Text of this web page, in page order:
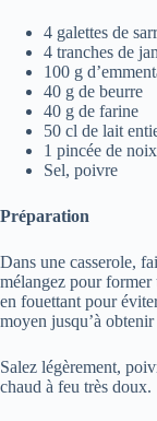
4 galettes de
4 tranches de
100 g
40 g de beurre
40 g de farine
50 cl de lait
1 pincée de
Sel, poivre
Préparation
Dans une casserole,
mélangez pour
en fouettant pour
moyen jusqu’à
Salez légèrement,
chaud à feu très doux.